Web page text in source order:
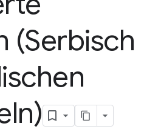
(Serbisch